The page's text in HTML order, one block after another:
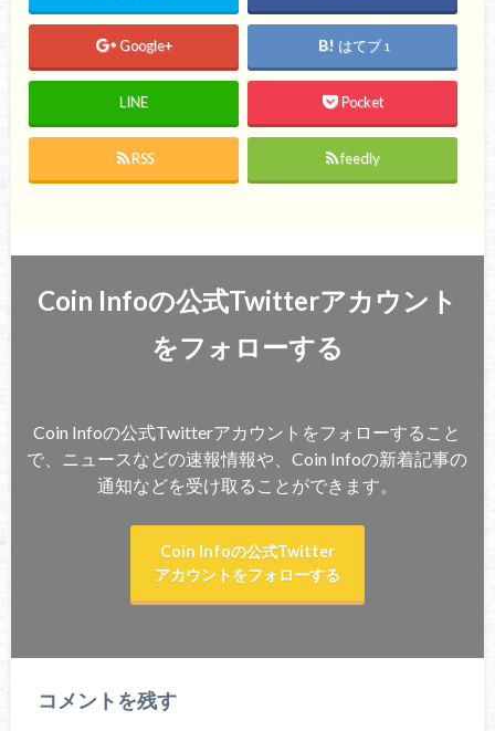
Google+ はてブ 1
LINE Pocket
RSS feedly
Coin Infoの公式Twitterアカウント
をフォローする
Coin Infoの公式Twitterアカウントをフォローすること
で、ニュースなどの速報情報や、Coin Infoの新着記事の
通知などを受け取ることができます。
Coin Infoの公式Twitter
アカウントをフォローする
コメントを残す